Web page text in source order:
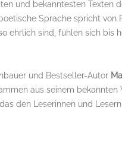
und bekanntesten Texten
Sprache spricht von
ehrlich sind, fühlen sich bis
und Bestseller-Autor
aus seinem bekannten
den Leserinnen und